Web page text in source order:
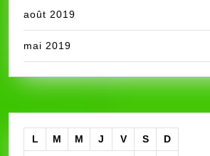
août 2019
mai 2019
L M M J V S D